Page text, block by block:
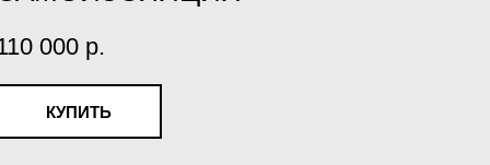
000 р.
КУПИТЬ